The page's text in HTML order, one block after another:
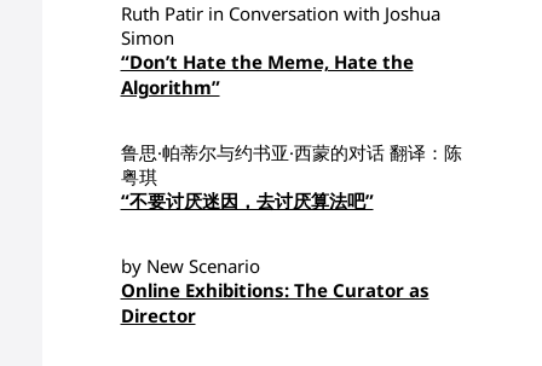
Ruth Patir in Conversation with Joshua
Simon
“Don’t Hate the Meme, Hate the
Algorithm”
鲁思·帕蒂尔与约书亚·西蒙的对话 翻译：陈
粤琪
“不要讨厌迷因，去讨厌算法吧”
by New Scenario
Online Exhibitions: The Curator as
Director